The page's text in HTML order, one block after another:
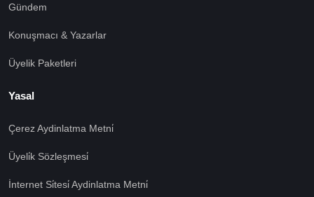
Gündem
Konuşmacı & Yazarlar
Üyelik Paketleri
Yasal
Çerez Aydinlatma Metni̇
Üyeli̇k Sözleşmesi̇
İnternet Si̇tesi̇ Aydinlatma Metni̇